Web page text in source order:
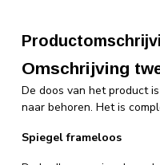
Omschrijving
De doos van het product
naar behoren. Het is
Spiegel frameloos